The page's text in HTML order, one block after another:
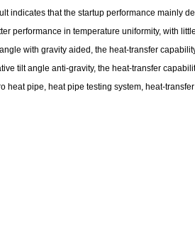
indicates that the startup performance mainly
performance in temperature uniformity, with
with gravity aided, the heat-transfer
tilt angle anti-gravity, the heat-transfer
pipe, heat pipe testing system, heat-transfer